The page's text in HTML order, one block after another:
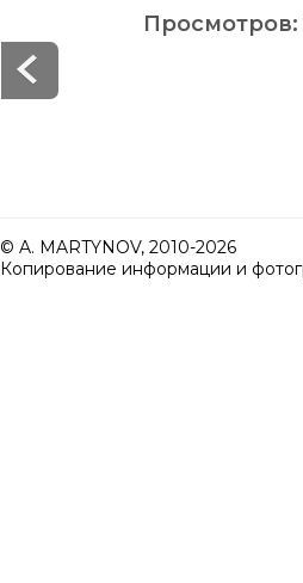
Просмотров:
© A. MARTYNOV, 2010-2026
Копирование информации и